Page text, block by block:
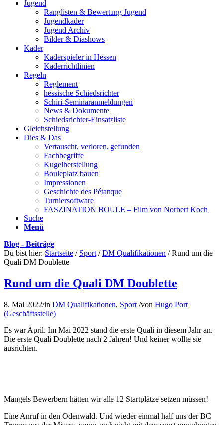
Jugend
Ranglisten & Bewertung Jugend
Jugendkader
Jugend Archiv
Bilder & Diashows
Kader
Kaderspieler in Hessen
Kaderrichtlinien
Regeln
Reglement
hessische Schiedsrichter
Schiri-Seminaranmeldungen
News & Dokumente
Schiedsrichter-Einsatzliste
Gleichstellung
Dies & Das
Vertauscht, verloren, gefunden
Fachbegriffe
Kugelherstellung
Bouleplatz bauen
Impressionen
Geschichte des Pétanque
Turniersoftware
FASZINATION BOULE – Film von Norbert Koch
Suche
Menü
Blog - Beiträge
Du bist hier: Startseite / Sport / DM Qualifikationen / Rund um die
Quali DM Doublette
Rund um die Quali DM Doublette
8. Mai 2022/in DM Qualifikationen, Sport /von Hugo Port
(Geschäftsstelle)
Es war April. Im Mai 2022 stand die erste Quali in diesem Jahr an.
Die erste Quali Doublette nach 2 Jahren! Und keiner wollte sie
ausrichten.
Mangels Bewerbern hätten wir alle 12 Startplätze setzen müssen!
Eine Anruf in den Odenwald. Und wieder einmal half uns der BC